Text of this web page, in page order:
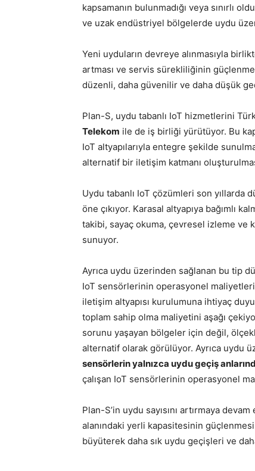
kapsamanın bulunmadığı veya sınırlı
ve uzak endüstriyel bölgelerde uydu
Yeni uyduların devreye alınmasıyla
artması ve servis sürekliliğinin
düzenli, daha güvenilir ve daha düşük
Plan-S, uydu tabanlı IoT hizmetlerini
Telekom ile de iş birliği yürütüyor. Bu
IoT altyapılarıyla entegre şekilde
alternatif bir iletişim katmanı
Uydu tabanlı IoT çözümleri son
öne çıkıyor. Karasal altyapıya bağımlı
takibi, sayaç okuma, çevresel izleme ve
sunuyor.
Ayrıca uydu üzerinden sağlanan bu tip
IoT sensörlerinin operasyonel maliyetleri
iletişim altyapısı kurulumuna ihtiyaç
toplam sahip olma maliyetini aşağı
sorunu yaşayan bölgeler için değil,
alternatif olarak görülüyor. Ayrıca uydu
sensörlerin yalnızca uydu geçiş
çalışan IoT sensörlerinin operasyonel
Plan-S’in uydu sayısını artırmaya
alanındaki yerli kapasitesinin
büyüterek daha sık uydu geçişleri ve